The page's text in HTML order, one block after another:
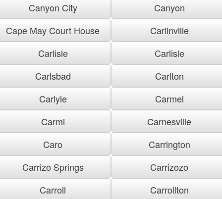
Canyon City
Canyon
Cape May Court House
Carlinville
Carlisle
Carlisle
Carlsbad
Carlton
Carlyle
Carmel
Carmi
Carnesville
Caro
Carrington
Carrizo Springs
Carrizozo
Carroll
Carrollton